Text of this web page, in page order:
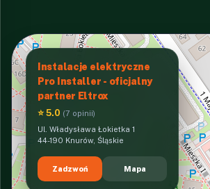
Instalacje elektryczne
Pro Installer - oficjalny
partner Eltrox
⭐ 5.0 (7 opinii)
Ul. Władysława Łokietka 1
44-190 Knurów, Śląskie
Zadzwoń Mapa